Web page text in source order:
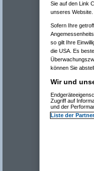
Sie auf den Link
unseres
Sofern Ihre
so gilt Ihre
die USA. Es
können Sie
Wir und
Zugriff auf
und der
Liste der